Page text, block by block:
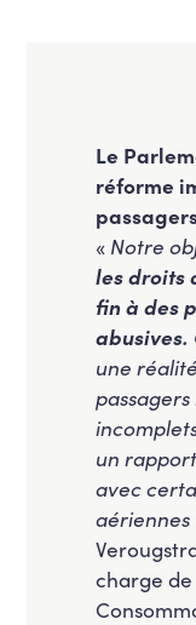
Le
réforme
« Notre
les droits
fin à des
abusives.
une
un
avec
aériennes
charge